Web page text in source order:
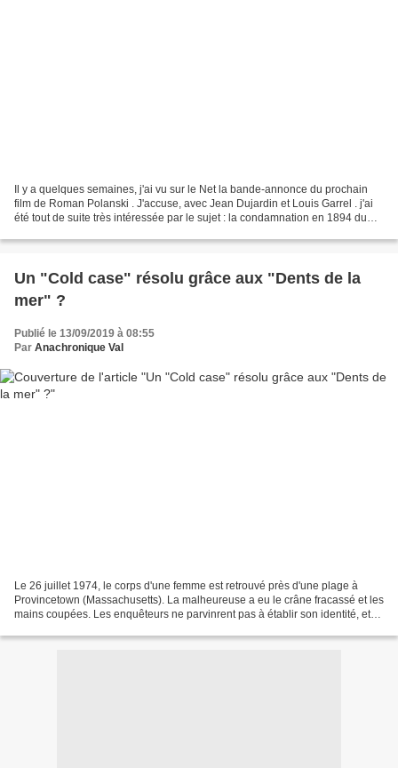
Il y a quelques semaines, j'ai vu sur le Net la bande-annonce du prochain
film de Roman Polanski . J'accuse, avec Jean Dujardin et Louis Garrel . j'ai
été tout de suite très intéressée par le sujet : la condamnation en 1894 du
Un "Cold case" résolu grâce aux "Dents de la
mer" ?
Publié le 13/09/2019 à 08:55
Par Anachronique Val
Le 26 juillet 1974, le corps d'une femme est retrouvé près d'une plage à
Provincetown (Massachusetts). La malheureuse a eu le crâne fracassé et les
mains coupées. Les enquêteurs ne parvinrent pas à établir son identité, et